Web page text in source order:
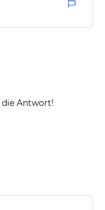
die Antwort!